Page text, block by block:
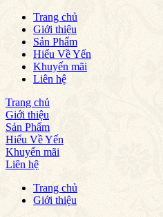
Trang chủ
Giới thiệu
Sản Phẩm
Hiểu Về Yến
Khuyến mãi
Liên hệ
Trang chủ
Giới thiệu
Sản Phẩm
Hiểu Về Yến
Khuyến mãi
Liên hệ
Trang chủ
Giới thiệu